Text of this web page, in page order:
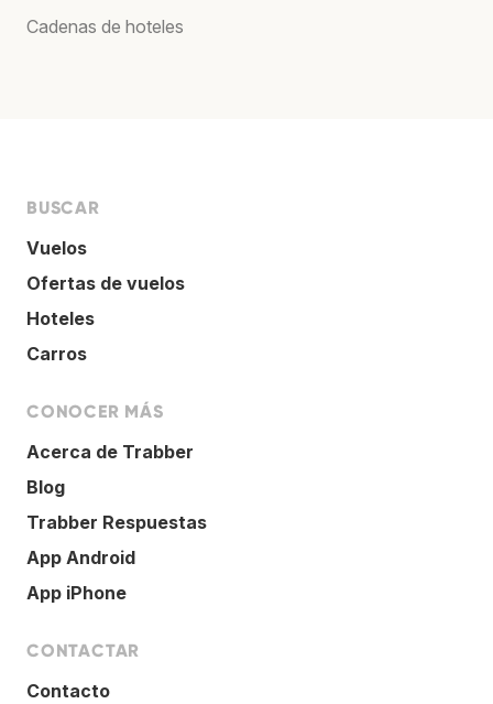
Cadenas de hoteles
BUSCAR
Vuelos
Ofertas de vuelos
Hoteles
Carros
CONOCER MÁS
Acerca de Trabber
Blog
Trabber Respuestas
App Android
App iPhone
CONTACTAR
Contacto